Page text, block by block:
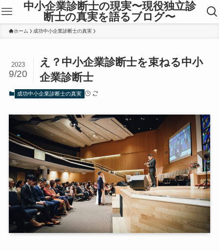
中小企業診断士の現実〜現役独立診
断士の真実を語るブログ〜
ホーム 成功中小企業診断士の真実
え？中小企業診断士を束ねる中小
企業診断士
2023
9/20
成功中小企業診断士の真実